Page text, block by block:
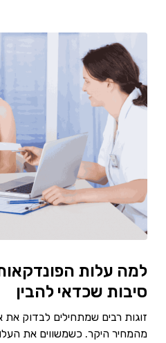
סיבות שכדאי להבין
זוגות רבים שמתחילים לבדוק
מהמחיר היקר. כשמשווים את